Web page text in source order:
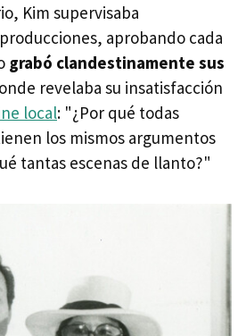
Kim supervisaba
aprobando cada
grabó clandestinamente sus
revelaba su insatisfacción
local: "¿Por qué todas
los mismos argumentos
tantas escenas de llanto?"